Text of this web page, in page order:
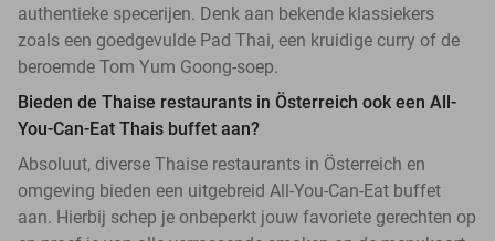
authentieke specerijen. Denk aan bekende klassiekers
zoals een goedgevulde Pad Thai, een kruidige curry of de
beroemde Tom Yum Goong-soep.
Bieden de Thaise restaurants in Österreich ook een All-
You-Can-Eat Thais buffet aan?
Absoluut, diverse Thaise restaurants in Österreich en
omgeving bieden een uitgebreid All-You-Can-Eat buffet
aan. Hierbij schep je onbeperkt jouw favoriete gerechten op